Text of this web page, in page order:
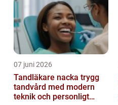
07 juni 2026
Tandläkare nacka trygg
tandvård med modern
teknik och personligt